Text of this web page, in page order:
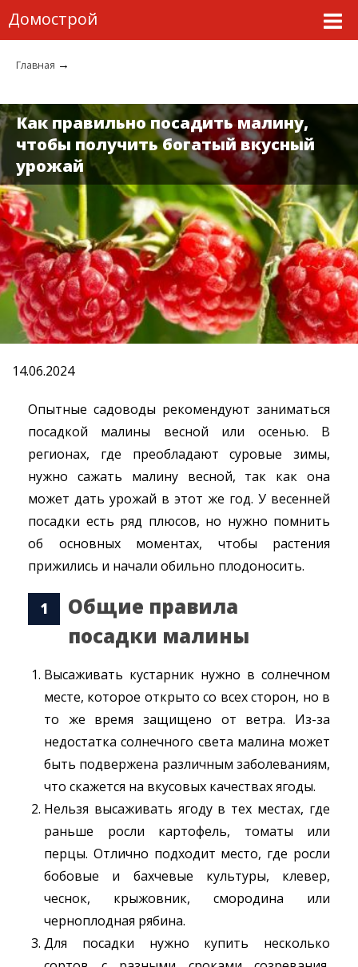
Домострой
Главная →
Как правильно посадить малину,
чтобы получить богатый вкусный
урожай
14.06.2024
Опытные садоводы рекомендуют заниматься
посадкой малины весной или осенью. В
регионах, где преобладают суровые зимы,
нужно сажать малину весной, так как она
может дать урожай в этот же год. У весенней
посадки есть ряд плюсов, но нужно помнить
об основных моментах, чтобы растения
прижились и начали обильно плодоносить.
Общие правила
посадки малины
Высаживать кустарник нужно в солнечном
месте, которое открыто со всех сторон, но в
то же время защищено от ветра. Из-за
недостатка солнечного света малина может
быть подвержена различным заболеваниям,
что скажется на вкусовых качествах ягоды.
Нельзя высаживать ягоду в тех местах, где
раньше росли картофель, томаты или
перцы. Отлично подходит место, где росли
бобовые и бахчевые культуры, клевер,
чеснок, крыжовник, смородина или
черноплодная рябина.
Для посадки нужно купить несколько